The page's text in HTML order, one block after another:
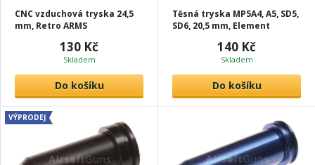
CNC vzduchová tryska 24,5
mm, Retro ARMS
130 Kč
Skladem
Do košíku
Těsná tryska MP5A4, A5, SD5,
SD6, 20,5 mm, Element
140 Kč
Skladem
Do košíku
VÝPRODEJ